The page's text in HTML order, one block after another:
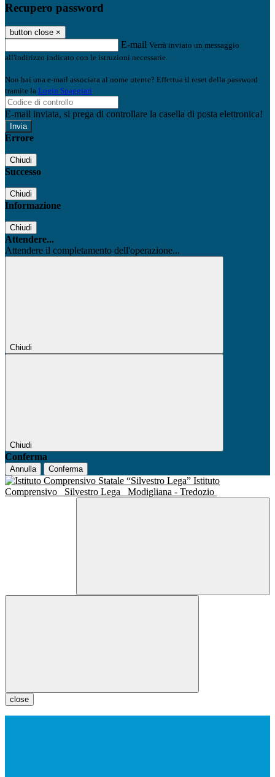
Recupero password
button close ×
E-mail Verrà inviato un messaggio
all'indirizzo indicato con le istruzioni necessarie.
Non hai una e-mail associata al nome utente? Effettua il reset della password
tramite la Login Spaggiari
E-mail inviata, si prega di controllare la casella di posta elettronica!
Errore
Chiudi
Successo
Chiudi
Informazione
Chiudi
Attendere...
Attendere il completamento dell'operazione...
Chiudi
Chiudi
Conferma
Annulla Conferma
Istituto
Comprensivo
Silvestro Lega Modigliana - Tredozio
close